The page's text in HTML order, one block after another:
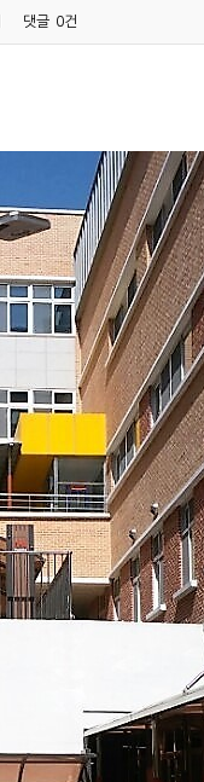
댓글 0건